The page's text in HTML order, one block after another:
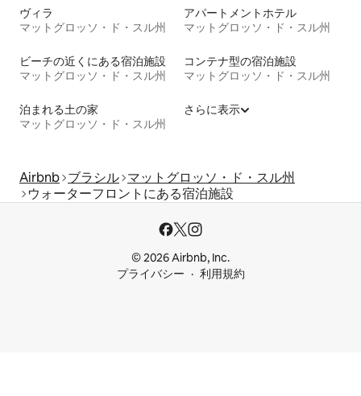
ヴィラ
マットグロッソ・ド・スル州
アパートメントホテル
マットグロッソ・ド・スル州
ビーチの近くにある宿泊施設
マットグロッソ・ド・スル州
コンテナ型の宿泊施設
マットグロッソ・ド・スル州
泊まれる土の家
マットグロッソ・ド・スル州
さらに表示
Airbnb ブラシル マットグロッソ・ド・スル州
ウォーターフロントにある宿泊施設
© 2026 Airbnb, Inc.
プライバシー
利用規約